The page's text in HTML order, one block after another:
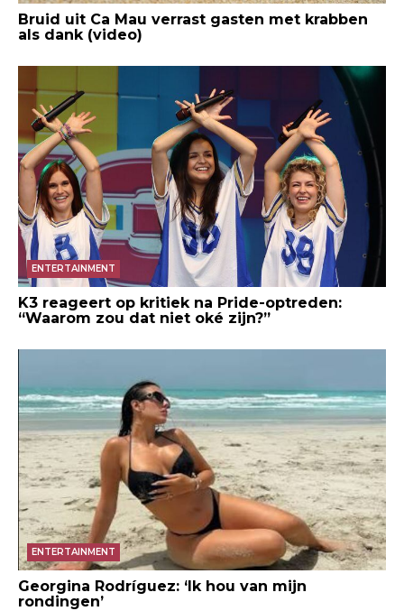
Bruid uit Ca Mau verrast gasten met krabben
als dank (video)
ENTERTAINMENT
K3 reageert op kritiek na Pride-optreden:
“Waarom zou dat niet oké zijn?”
ENTERTAINMENT
Georgina Rodríguez: ‘Ik hou van mijn
rondingen’